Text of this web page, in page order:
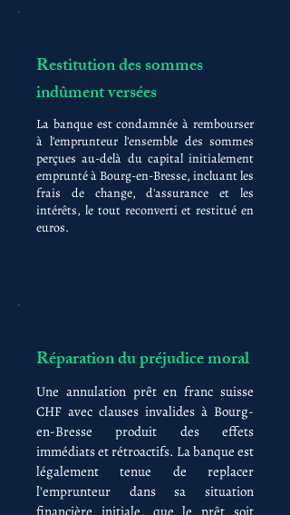
Restitution des sommes
indûment versées
La banque est condamnée à rembourser
à l'emprunteur l'ensemble des sommes
perçues au-delà du capital initialement
emprunté à Bourg-en-Bresse, incluant les
frais de change, d'assurance et les
intérêts, le tout reconverti et restitué en
euros.
Réparation du préjudice moral
Une annulation prêt en franc suisse
CHF avec clauses invalides à Bourg-
en-Bresse produit des effets
immédiats et rétroactifs. La banque est
légalement tenue de replacer
l'emprunteur dans sa situation
financière initiale, que le prêt soit